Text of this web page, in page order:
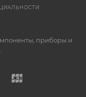
приборы и